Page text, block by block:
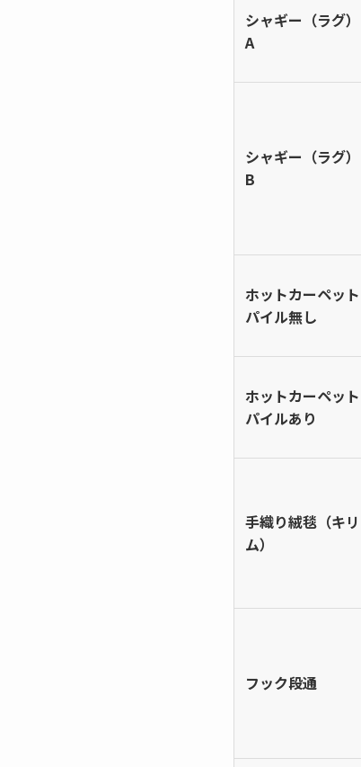
シャギー（ラグ）
A
シャギー（ラグ）
B
ホットカーペット
パイル無し
ホットカーペット
パイルあり
手織り絨毯（キリ
ム）
フック段通